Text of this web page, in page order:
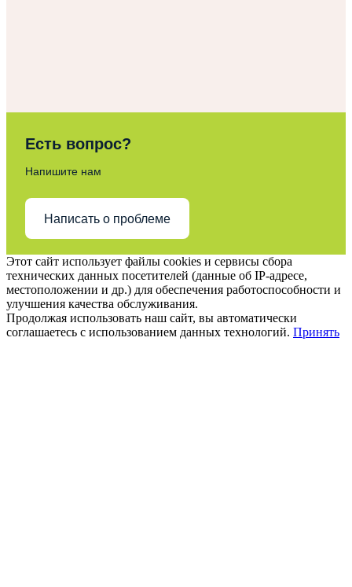
Есть вопрос?
Напишите нам
Написать о проблеме
Этот сайт использует файлы cookies и сервисы сбора
технических данных посетителей (данные об IP-адресе,
местоположении и др.) для обеспечения работоспособности и
улучшения качества обслуживания.
Продолжая использовать наш сайт, вы автоматически
соглашаетесь с использованием данных технологий. Принять